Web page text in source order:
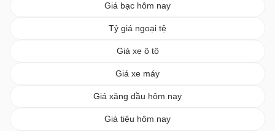
Giá bạc hôm nay
Tỷ giá ngoại tệ
Giá xe ô tô
Giá xe máy
Giá xăng dầu hôm nay
Giá tiêu hôm nay